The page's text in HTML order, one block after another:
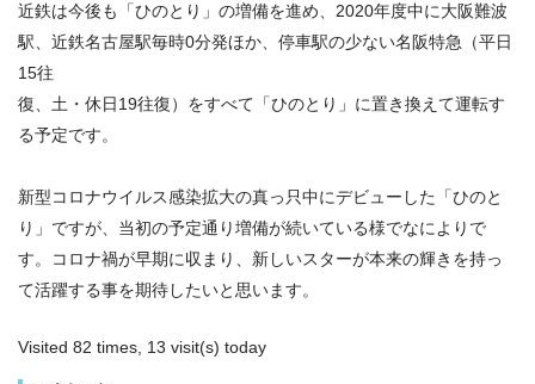
近鉄は今後も「ひのとり」の増備を進め、2020年度中に大阪難波
駅、近鉄名古屋駅毎時0分発ほか、停車駅の少ない名阪特急（平日
15往
復、土・休日19往復）をすべて「ひのとり」に置き換えて運転す
る予定です。
新型コロナウイルス感染拡大の真っ只中にデビューした「ひのと
り」ですが、当初の予定通り増備が続いている様でなによりで
す。コロナ禍が早期に収まり、新しいスターが本来の輝きを持っ
て活躍する事を期待したいと思います。
Visited 82 times, 13 visit(s) today